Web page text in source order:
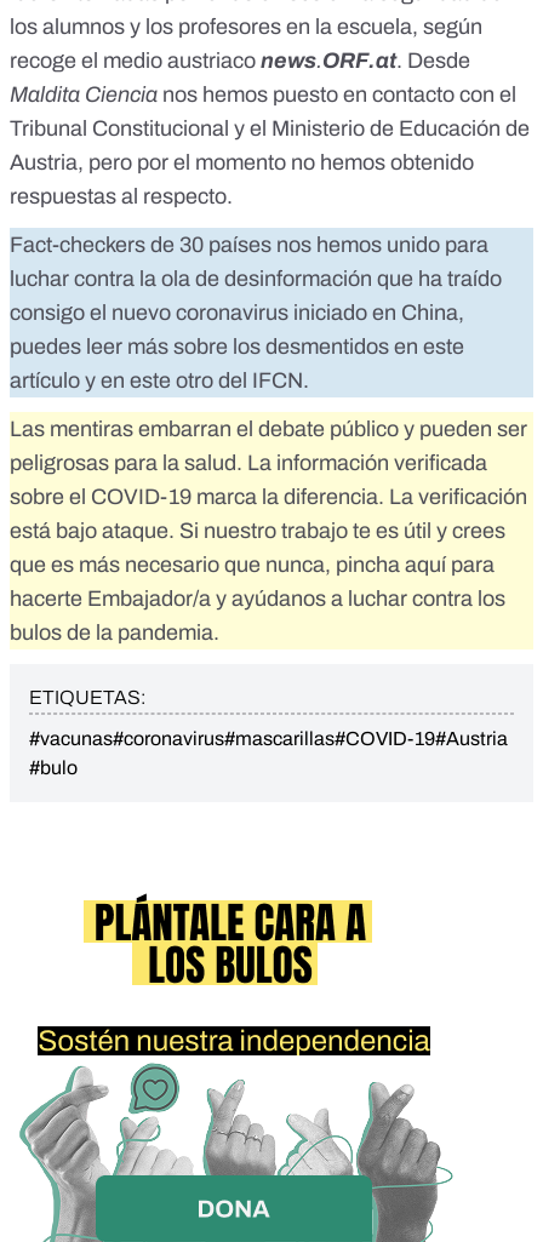
los alumnos y los profesores en la escuela, según
recoge el medio austriaco news.ORF.at. Desde
Maldita Ciencia nos hemos puesto en contacto con el
Tribunal Constitucional y el Ministerio de Educación de
Austria, pero por el momento no hemos obtenido
respuestas al respecto.
Fact-checkers de 30 países nos hemos unido para
luchar contra la ola de desinformación que ha traído
consigo el nuevo coronavirus iniciado en China,
puedes leer más sobre los desmentidos en este
artículo y en este otro del IFCN.
Las mentiras embarran el debate público y pueden ser
peligrosas para la salud. La información verificada
sobre el COVID-19 marca la diferencia. La verificación
está bajo ataque. Si nuestro trabajo te es útil y crees
que es más necesario que nunca, pincha aquí para
hacerte Embajador/a y ayúdanos a luchar contra los
bulos de la pandemia.
ETIQUETAS:
#vacunas#coronavirus#mascarillas#COVID-19#Austria
#bulo